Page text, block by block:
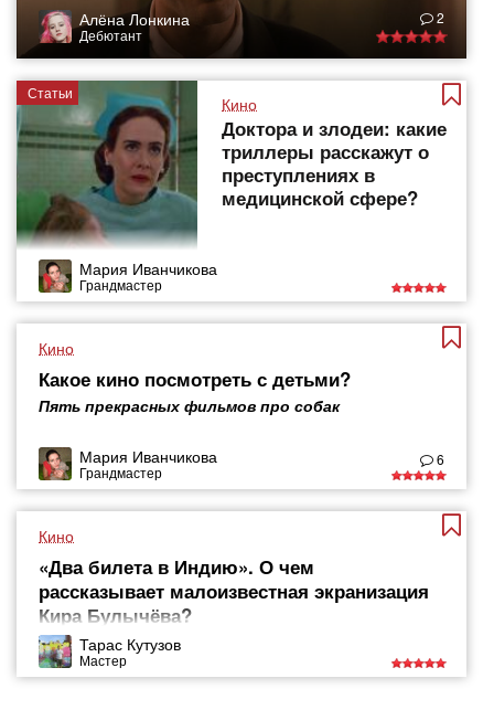
Алёна Лонкина
Дебютант
2
Статьи
Кино
Доктора и злодеи: какие
триллеры расскажут о
преступлениях в
медицинской сфере?
Мария Иванчикова
Грандмастер
Кино
Какое кино посмотреть с детьми?
Пять прекрасных фильмов про собак
Мария Иванчикова
Грандмастер
6
Кино
«Два билета в Индию». О чем
рассказывает малоизвестная экранизация
Кира Булычёва?
Тарас Кутузов
Мастер